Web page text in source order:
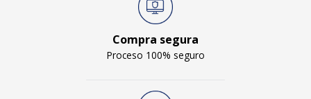
Compra segura
Proceso 100% seguro